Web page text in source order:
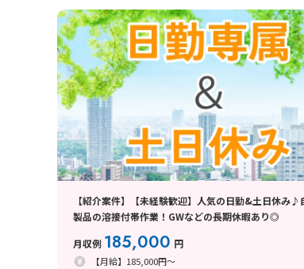
【紹介案件】【未経験歓迎】人気の日勤&土日休み♪
製品の溶接付帯作業！GWなどの長期休暇あり◎
月収例 185,000 円
【月給】185,000円～